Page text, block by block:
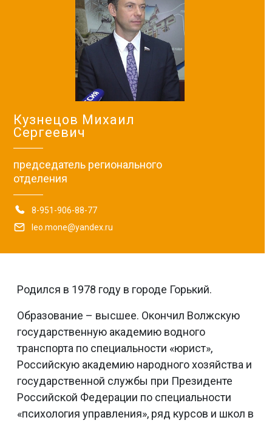
Кузнецов Михаил
Сергеевич
председатель регионального
отделения
8-951-906-88-77
leo.mone@yandex.ru
Родился в 1978 году в городе Горький.
Образование – высшее. Окончил Волжскую
государственную академию водного
транспорта по специальности «юрист»,
Российскую академию народного хозяйства и
государственной службы при Президенте
Российской Федерации по специальности
«психология управления», ряд курсов и школ в